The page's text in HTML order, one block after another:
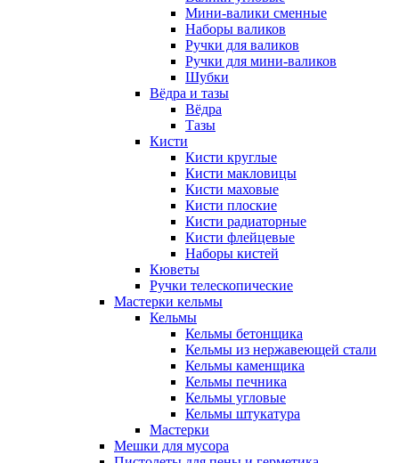
Мини-валики сменные
Наборы валиков
Ручки для валиков
Ручки для мини-валиков
Шубки
Вёдра и тазы
Вёдра
Тазы
Кисти
Кисти круглые
Кисти макловицы
Кисти маховые
Кисти плоские
Кисти радиаторные
Кисти флейцевые
Наборы кистей
Кюветы
Ручки телескопические
Мастерки кельмы
Кельмы
Кельмы бетонщика
Кельмы из нержавеющей стали
Кельмы каменщика
Кельмы печника
Кельмы угловые
Кельмы штукатура
Мастерки
Мешки для мусора